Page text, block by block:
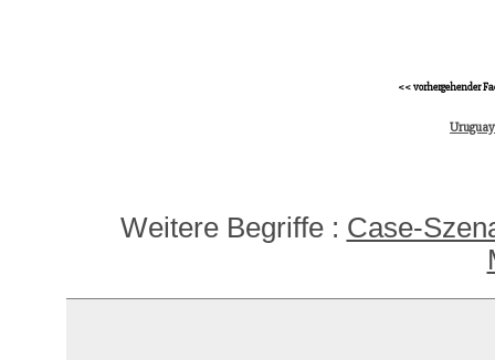
<< vorhergehender
Weitere Begriffe : Case-